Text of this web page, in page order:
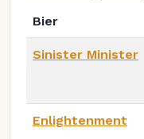
Bier
Sinister Minister
Enlightenment